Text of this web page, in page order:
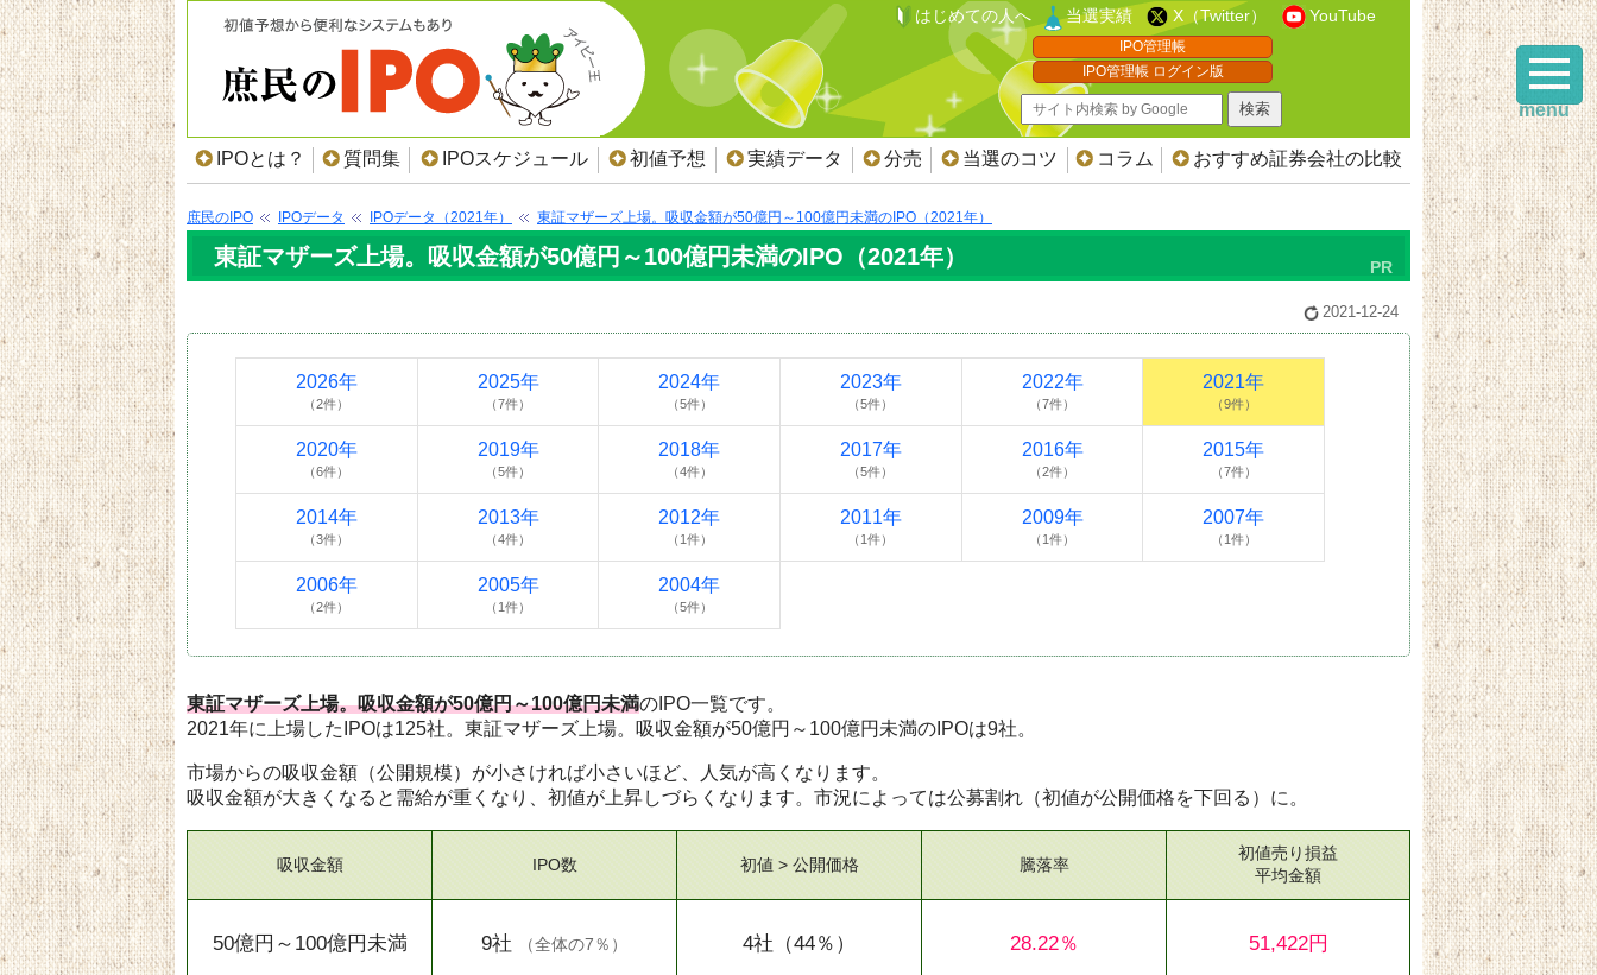
はじめての人へ 当選実績 X（Twitter） YouTube
IPO管理帳
IPO管理帳 ログイン版
IPOとは？ 質問集 IPOスケジュール 初値予想 実績データ 分売 当選のコツ コラム おすすめ証券会社の比較
庶民のIPO IPOデータ IPOデータ（2021年） 東証マザーズ上場。吸収金額が50億円～100億円未満のIPO（2021年）
東証マザーズ上場。吸収金額が50億円～100億円未満のIPO（2021年）
2021-12-24
2026年
（2件）
2025年
（7件）
2024年
（5件）
2023年
（5件）
2022年
（7件）
2021年
（9件）
2020年
（6件）
2019年
（5件）
2018年
（4件）
2017年
（5件）
2016年
（2件）
2015年
（7件）
2014年
（3件）
2013年
（4件）
2012年
（1件）
2011年
（1件）
2009年
（1件）
2007年
（1件）
2006年
（2件）
2005年
（1件）
2004年
（5件）
東証マザーズ上場。吸収金額が50億円～100億円未満のIPO一覧です。
2021年に上場したIPOは125社。東証マザーズ上場。吸収金額が50億円～100億円未満のIPOは9社。
市場からの吸収金額（公開規模）が小さければ小さいほど、人気が高くなります。
吸収金額が大きくなると需給が重くなり、初値が上昇しづらくなります。市況によっては公募割れ（初値が公開価格を下回る）に。
吸収金額
50億円～100億円未満
IPO数
9社 （全体の7％ ）
初値 > 公開価格
4社 （44％）
騰落率
28.22％
初値売り損益
平均金額
51,422円
menu